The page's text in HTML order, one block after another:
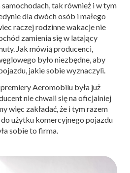
tak również i w tym
dla dwóch osób i małego
raczej rodzinne wakacje nie
zamienia się w latający
Jak mówią producenci,
było niezbędne, aby
jakie sobie wyznaczyli.
Aeromobilu była już
nie chwali się na oficjalniej
więc zakładać, że i tym razem
użytku komercyjnego pojazdu
sobie to firma.